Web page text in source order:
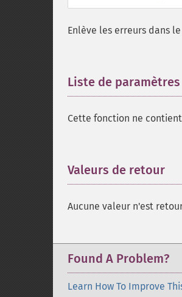
Enlève les erreurs dans
Liste de paramètres
Cette fonction ne
Valeurs de retour
Aucune valeur n'est
Found A Problem?
Learn How To Improve